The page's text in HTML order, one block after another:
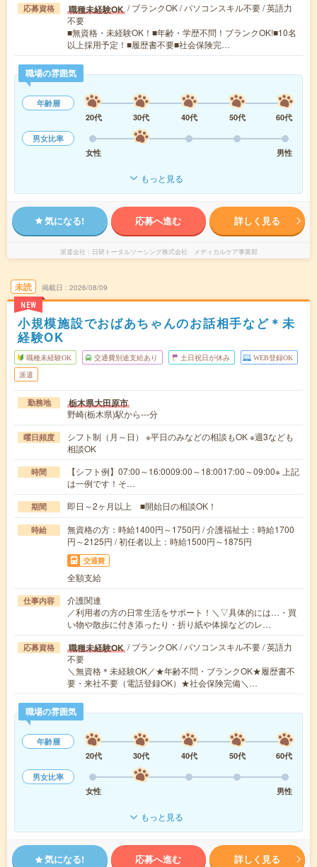
応募資格 職種未経験OK / ブランクOK / パソコンスキル不要 / 英語力
不要
■無資格・未経験OK！■年齢・学歴不問！ブランクOK!■10名
以上採用予定！■履歴書不要■社会保険完…
職場の雰囲気
年齢層
20代
30代 40代 50代
60代
男女比率
女性
男性
もっと見る
気になる! 応募へ進む 詳しく見る
派遣会社 日研トータルソーシング株式会社 メディカルケア事業部
未読
NEW
掲載日 2026/08/09
小規模施設でおばあちゃんのお話相手など＊未
経験OK
職種未経験OK 交通費別途支給あり 土日祝日が休み WEB登録OK
派遣
勤務地 栃木県大田原市
野崎(栃木県)駅から---分
曜日頻度
シフト制（月～日） ※平日のみなどの相談もOK ※週3なども
相談OK
時間
【シフト例】07:00～16:0009:00～18:0017:00～09:00※ 上記
は一例です！そ…
期間 即日～2ヶ月以上 ■開始日の相談OK！
時給
無資格の方：時給1400円～1750円 / 介護福祉士：時給1700
円～2125円 / 初任者以上：時給1500円～1875円
交通費
全額支給
仕事内容
介護関連
／利用者の方の日常生活をサポート！＼▽具体的には…・買
い物や散歩に付き添ったり・折り紙や体操などのレ…
応募資格 職種未経験OK / ブランクOK / パソコンスキル不要 / 英語力
不要
＼無資格＊未経験OK／★年齢不問・ブランクOK★履歴書不
要・来社不要（電話登録OK）★社会保険完備＼…
職場の雰囲気
年齢層
20代
30代 40代 50代
60代
男女比率
女性
男性
もっと見る
気になる! 応募へ進む 詳しく見る